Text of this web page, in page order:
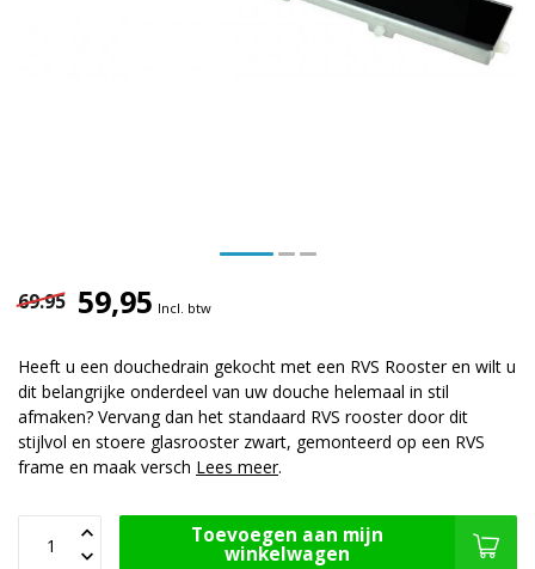
69.95 59,95 Incl. btw
Heeft u een douchedrain gekocht met een RVS Rooster en wilt u
dit belangrijke onderdeel van uw douche helemaal in stil
afmaken? Vervang dan het standaard RVS rooster door dit
stijlvol en stoere glasrooster zwart, gemonteerd op een RVS
frame en maak versch Lees meer.
Toevoegen aan mijn
winkelwagen